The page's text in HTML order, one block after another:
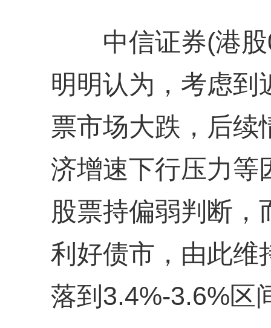
中信证券(港股
明明认为，考虑到
票市场大跌，后续
济增速下行压力等
股票持偏弱判断，
利好债市，由此维
落到3.4%-3.6%区